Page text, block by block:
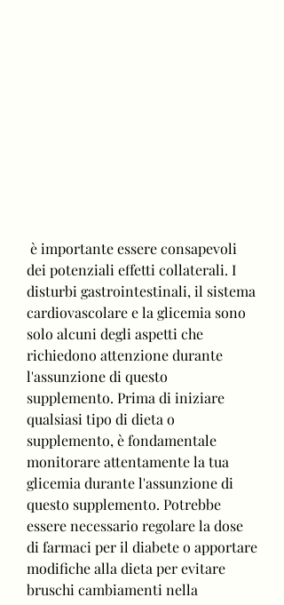
dei potenziali effetti collaterali. I
disturbi gastrointestinali, il sistema
cardiovascolare e la glicemia sono
solo alcuni degli aspetti che
richiedono attenzione durante
l'assunzione di questo
supplemento. Prima di iniziare
qualsiasi tipo di dieta o
supplemento, è fondamentale
monitorare attentamente la tua
glicemia durante l'assunzione di
questo supplemento. Potrebbe
essere necessario regolare la dose
di farmaci per il diabete o apportare
modifiche alla dieta per evitare
bruschi cambiamenti nella